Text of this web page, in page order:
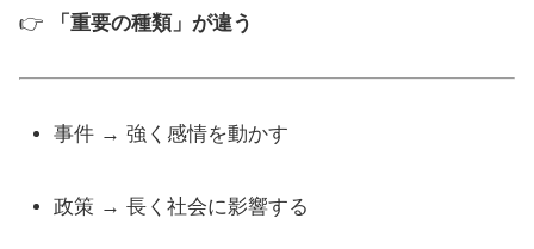
👉 「重要の種類」が違う
事件 → 強く感情を動かす
政策 → 長く社会に影響する